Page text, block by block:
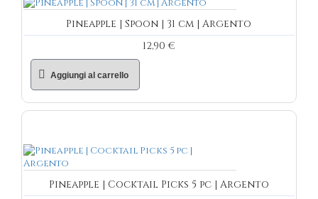
Pineapple | Spoon | 31 cm | Argento
12,90 €
Aggiungi al carrello
Pineapple | Cocktail Picks 5 pc | Argento